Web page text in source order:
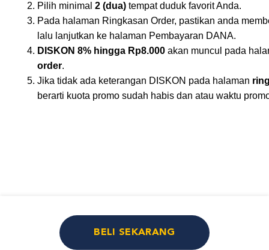
Pilih minimal 2 (dua) tempat duduk favorit Anda.
Pada halaman Ringkasan Order, pastikan anda
lalu lanjutkan ke halaman Pembayaran DANA.
DISKON 8% hingga Rp8.000 akan muncul pada
order.
Jika tidak ada keterangan DISKON pada halaman
berarti kuota promo sudah habis dan atau waktu
BELI SEKARANG